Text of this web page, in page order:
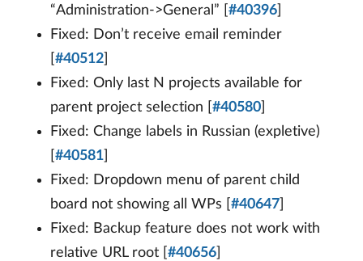
“Administration->General” [ #40396
Fixed: Don’t receive email reminder
#40512
Fixed: Only last N projects available for
parent project selection [ #40580
Fixed: Change labels in Russian (expletive)
#40581
Fixed: Dropdown menu of parent child
board not showing all WPs [ #40647
Fixed: Backup feature does not work with
relative URL root [ #40656